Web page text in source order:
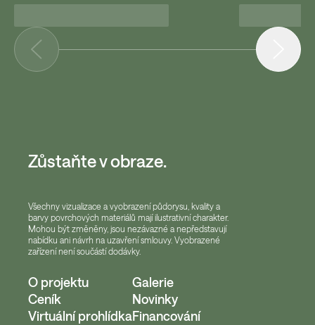
Zůstaňte v obraze.
Všechny vizualizace a vyobrazení půdorysu, kvality a
barvy povrchových materiálů mají ilustrativní charakter.
Mohou být změněny, jsou nezávazné a nepředstavují
nabídku ani návrh na uzavření smlouvy. Vyobrazené
zařízení není součástí dodávky.
O projektu
Ceník
Virtuální prohlídka
Galerie
Novinky
Financování